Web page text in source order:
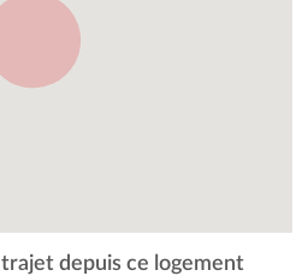
depuis ce logement